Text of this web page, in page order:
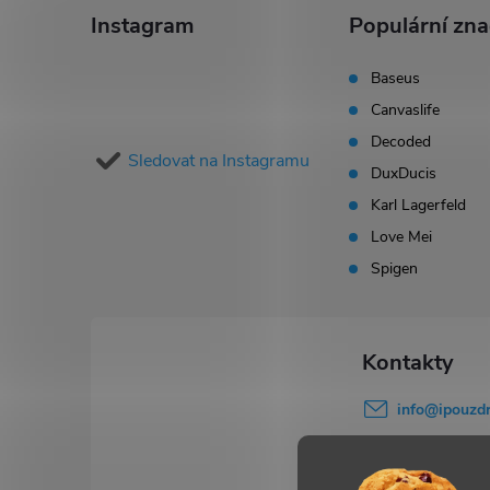
s
Instagram
Sledovat na Instagramu
Populární
Baseus
Canvaslife
Decoded
DuxDucis
Karl Lagerfeld
Love Mei
Spigen
info@